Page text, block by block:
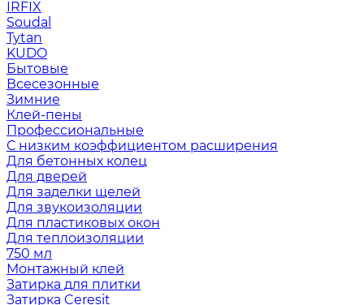
IRFIX
Soudal
Tytan
KUDO
Бытовые
Всесезонные
Зимние
Клей-пены
Профессиональные
С низким коэффициентом расширения
Для бетонных колец
Для дверей
Для заделки щелей
Для звукоизоляции
Для пластиковых окон
Для теплоизоляции
750 мл
Монтажный клей
Затирка для плитки
Затирка Ceresit